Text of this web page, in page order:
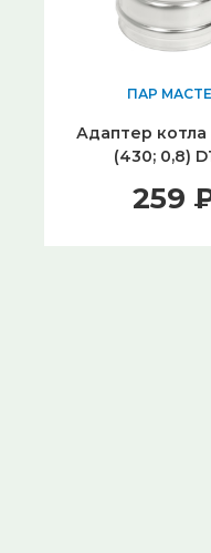
ПАР
Адаптер
(430; 0,8)
259